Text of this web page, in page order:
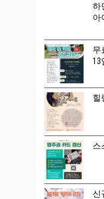
하
아
무
13
힐
스
신